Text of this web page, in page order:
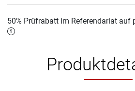
50% Prüfrabatt im Referendariat auf